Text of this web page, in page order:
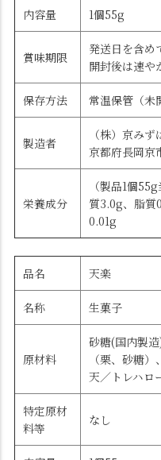
内容量 1個55g
賞味期限
発送日を含め
開封後は速や
保存方法 常温保管（未
製造者
（株）京みず
京都府長岡京
栄養成分
（製品1個
質3.0g、脂質
0.01g
品名 天楽
名称 生菓子
原材料
砂糖(国内製
（栗、砂糖
天／トレハロ
特定原材
料等
なし